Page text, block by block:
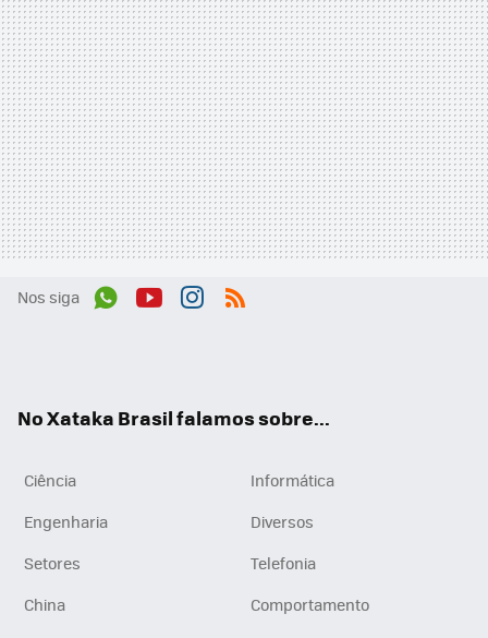
Nos siga
No Xataka Brasil falamos sobre...
Ciência
Informática
Engenharia
Diversos
Setores
Telefonia
China
Comportamento